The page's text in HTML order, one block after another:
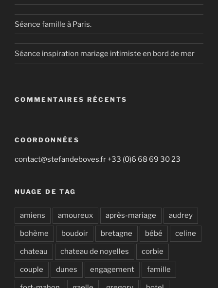
Séance famille à Paris.
Séance inspiration mariage intimiste en bord de mer
COMMENTAIRES RÉCENTS
COORDONNÉES
contact@stefandeboves.fr +33 (0)6 68 69 30 23
NUAGE DE TAG
amiens amoureux après-mariage audrey
bohème boudoir bretagne bébé celine
chateau chateau de noyelles corbie
couple dunes engagement famille